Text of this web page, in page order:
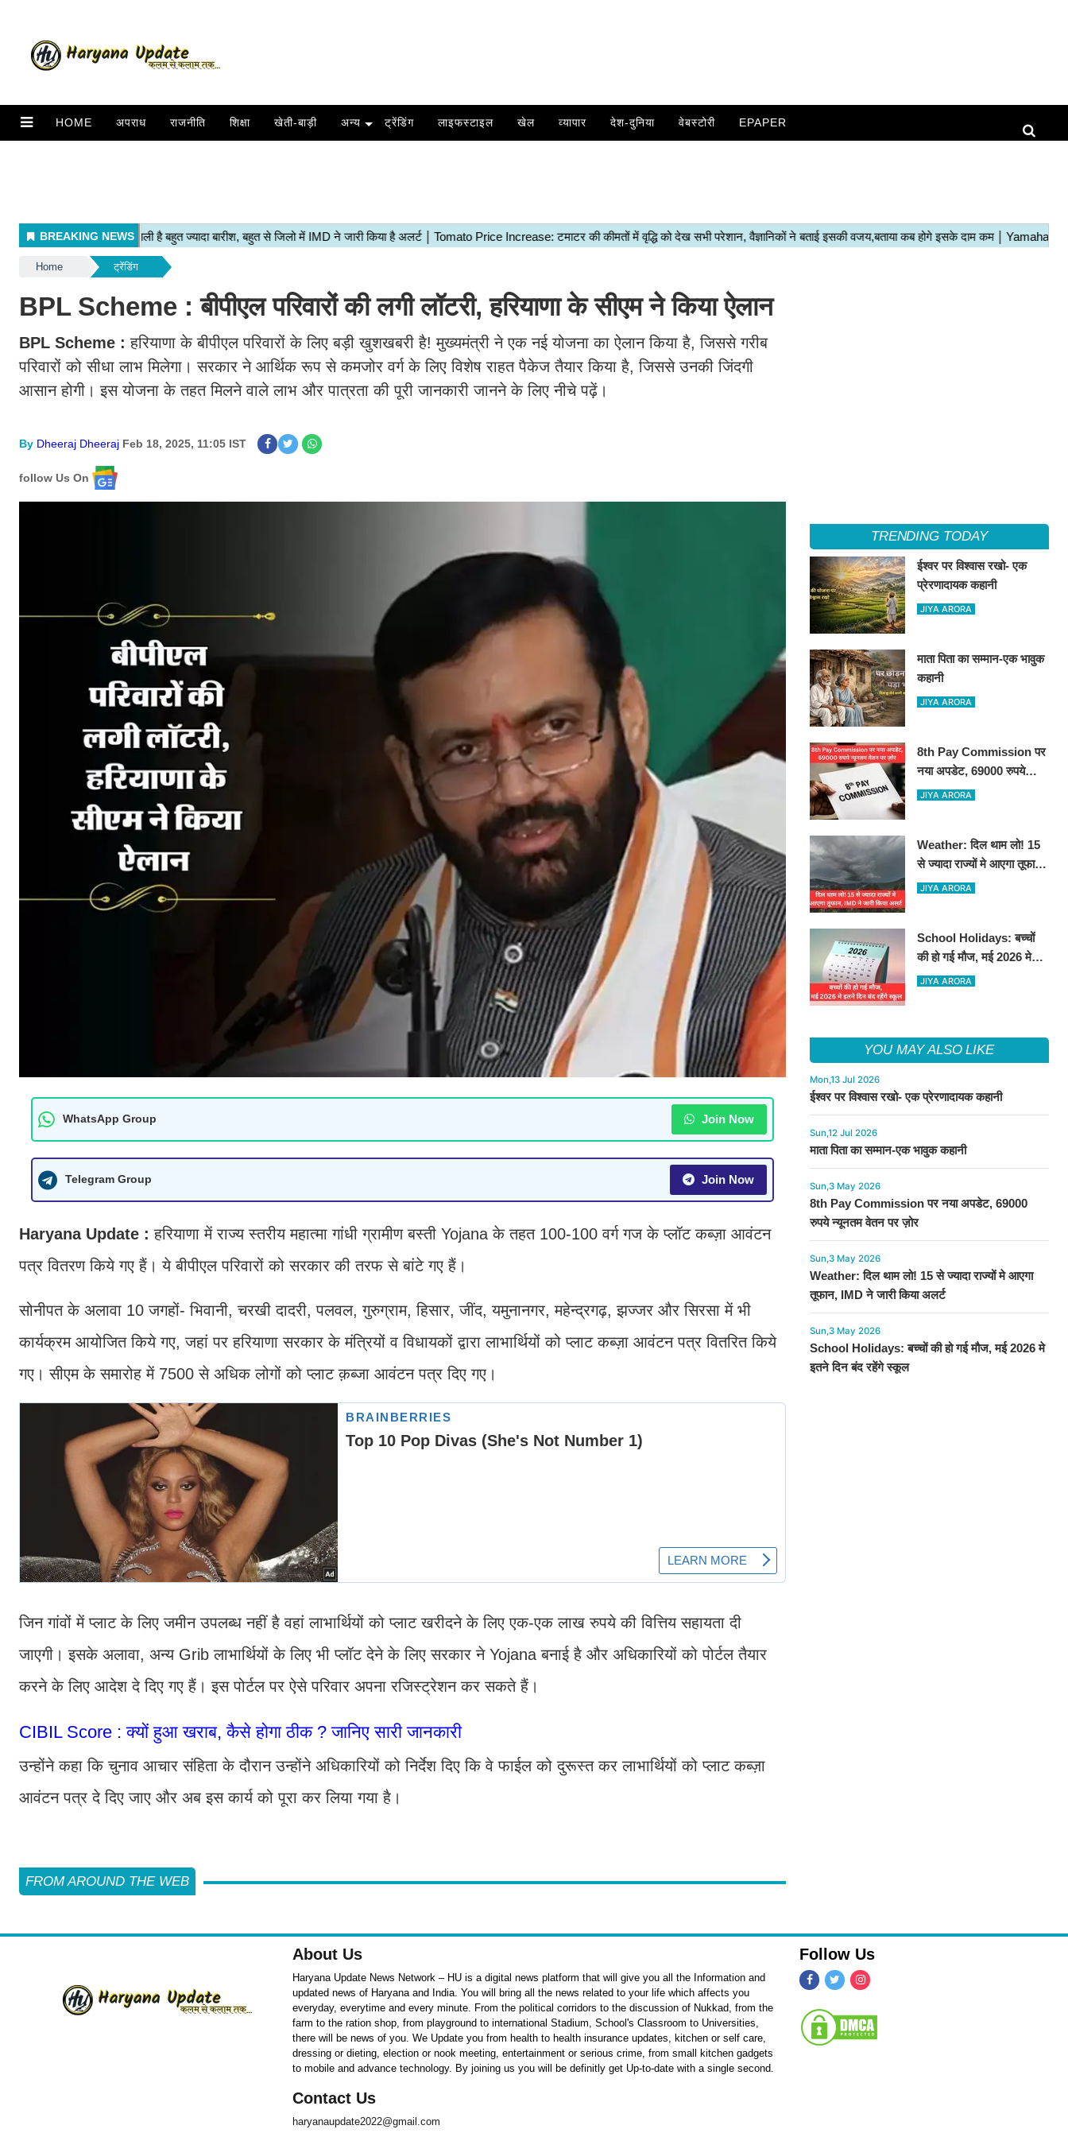
HOME अपराध राजनीति शिक्षा खेती-बाड़ी अन्य ट्रेंडिंग लाइफस्टाइल खेल व्यापार देश-दुनिया वेबस्टोरी EPAPER
Home ट्रेंडिंग
BPL Scheme : बीपीएल परिवारों की लगी लॉटरी, हरियाणा के सीएम ने किया ऐलान
BPL Scheme :हरियाणा के बीपीएल परिवारों के लिए बड़ी खुशखबरी है! मुख्यमंत्री ने एक नई योजना का ऐलान किया है, जिससे गरीब
परिवारों को सीधा लाभ मिलेगा। सरकार ने आर्थिक रूप से कमजोर वर्ग के लिए विशेष राहत पैकेज तैयार किया है, जिससे उनकी जिंदगी
आसान होगी। इस योजना के तहत मिलने वाले लाभ और पात्रता की पूरी जानकारी जानने के लिए नीचे पढ़ें।
By Dheeraj Dheeraj Feb 18, 2025, 11:05 IST
follow Us On
WhatsApp Group Join Now
Telegram Group Join Now
Haryana Update : हरियाणा में राज्य स्तरीय महात्मा गांधी ग्रामीण बस्ती Yojana के तहत 100-100 वर्ग गज के प्लॉट कब्ज़ा आवंटन
पत्र वितरण किये गए हैं। ये बीपीएल परिवारों को सरकार की तरफ से बांटे गए हैं।
सोनीपत के अलावा 10 जगहों- भिवानी, चरखी दादरी, पलवल, गुरुग्राम, हिसार, जींद, यमुनानगर, महेन्द्रगढ़, झज्जर और सिरसा में भी
कार्यक्रम आयोजित किये गए, जहां पर हरियाणा सरकार के मंत्रियों व विधायकों द्वारा लाभार्थियों को प्लाट कब्ज़ा आवंटन पत्र वितरित किये
गए। सीएम के समारोह में 7500 से अधिक लोगों को प्लाट क़ब्जा आवंटन पत्र दिए गए।
जिन गांवों में प्लाट के लिए जमीन उपलब्ध नहीं है वहां लाभार्थियों को प्लाट खरीदने के लिए एक-एक लाख रुपये की वित्तिय सहायता दी
जाएगी। इसके अलावा, अन्य Grib लाभार्थियों के लिए भी प्लॉट देने के लिए सरकार ने Yojana बनाई है और अधिकारियों को पोर्टल तैयार
करने के लिए आदेश दे दिए गए हैं। इस पोर्टल पर ऐसे परिवार अपना रजिस्ट्रेशन कर सकते हैं।
CIBIL Score : क्यों हुआ खराब, कैसे होगा ठीक ? जानिए सारी जानकारी
उन्होंने कहा कि चुनाव आचार संहिता के दौरान उन्होंने अधिकारियों को निर्देश दिए कि वे फाईल को दुरूस्त कर लाभार्थियों को प्लाट कब्ज़ा
आवंटन पत्र दे दिए जाए और अब इस कार्य को पूरा कर लिया गया है।
FROM AROUND THE WEB
TRENDING TODAY
ईश्वर पर विश्वास रखो- एक
प्रेरणादायक कहानी
JIYA ARORA
माता पिता का सम्मान-एक भावुक
कहानी
JIYA ARORA
8th Pay Commission पर
नया अपडेट, 69000 रुपये
न्यूनतम वेतन पर ज़ोर
JIYA ARORA
Weather: दिल थाम लो! 15
से ज्यादा राज्यों मे आएगा तूफान,
IMD ने जारी किया अलर्ट
JIYA ARORA
School Holidays: बच्चों
की हो गई मौज, मई 2026 मे
इतने दिन बंद रहेंगे स्कूल
JIYA ARORA
YOU MAY ALSO LIKE
Mon,13 Jul 2026
ईश्वर पर विश्वास रखो- एक प्रेरणादायक कहानी
Sun,12 Jul 2026
माता पिता का सम्मान-एक भावुक कहानी
Sun,3 May 2026
8th Pay Commission पर नया अपडेट, 69000
रुपये न्यूनतम वेतन पर ज़ोर
Sun,3 May 2026
Weather: दिल थाम लो! 15 से ज्यादा राज्यों मे आएगा
तूफान, IMD ने जारी किया अलर्ट
Sun,3 May 2026
School Holidays: बच्चों की हो गई मौज, मई 2026 मे
इतने दिन बंद रहेंगे स्कूल
About Us
Haryana Update News Network – HU is a digital news platform that will give you all the Information and
updated news of Haryana and India. You will bring all the news related to your life which affects you
everyday, everytime and every minute. From the political corridors to the discussion of Nukkad, from the
farm to the ration shop, from playground to international Stadium, School's Classroom to Universities,
there will be news of you. We Update you from health to health insurance updates, kitchen or self care,
dressing or dieting, election or nook meeting, entertainment or serious crime, from small kitchen gadgets
to mobile and advance technology. By joining us you will be definitly get Up-to-date with a single second.
Contact Us
haryanaupdate2022@gmail.com
Follow Us